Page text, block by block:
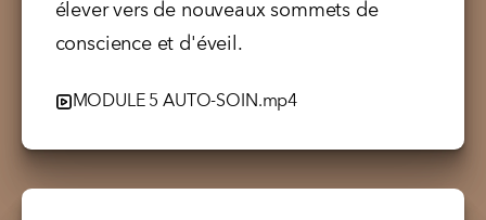
élever vers de nouveaux sommets de
conscience et d'éveil.
MODULE 5 AUTO-SOIN.mp4